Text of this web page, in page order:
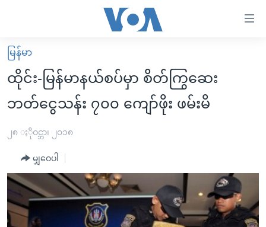
လွယ်ကူ
စေ
များ
အကြောင်းအရာ
ကျော်
ကြည့်
မူလစာမျက်နှာ
မြန်မာ
ကမ္ဘာ့သတင်းများ
နိုင်ငံတကာ
အစ္စရေး-ပါလက်စတိုင်း
ဗွီဒီယို
ရပ်ဝန်းတခု လမ်းတခု အလွန်
အင်္ဂလိပ်စာလေ့လာမယ်
အမေရိကန်သုံးအီဒီယံ
အပတ်စဉ်ကဏ္ဍများ
မြန်မာ
ထိုင်း-မြန်မာနယ်စပ်မှာ စိတ်ကြွဆေး
ဘတ်ငွေသန်း ၇၀၀ ကျော်ဖိုး ဖမ်းမိ
၂၈ ႏိုဝင္ဘာ၊ ၂၀၁၈
မျှဝေပါ